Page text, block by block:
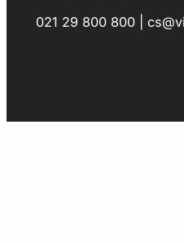
021 29 800 800 |